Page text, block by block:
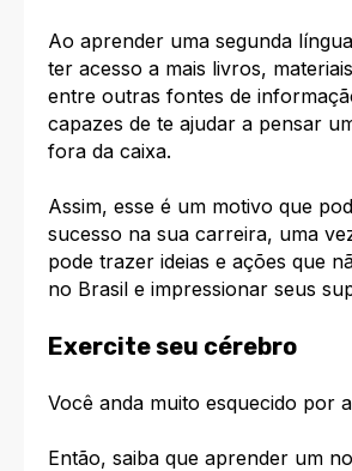
Ao aprender uma segunda
ter acesso a mais livros,
entre outras fontes de
capazes de te ajudar a pensar
fora da caixa.
Assim, esse é um motivo que
sucesso na sua carreira, uma
pode trazer ideias e ações que
no Brasil e impressionar seus
Exercite seu cérebro
Você anda muito esquecido por
Então, saiba que aprender um